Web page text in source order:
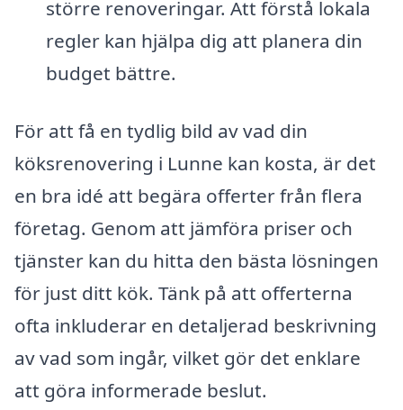
större renoveringar. Att förstå lokala
regler kan hjälpa dig att planera din
budget bättre.
För att få en tydlig bild av vad din
köksrenovering i Lunne kan kosta, är det
en bra idé att begära offerter från flera
företag. Genom att jämföra priser och
tjänster kan du hitta den bästa lösningen
för just ditt kök. Tänk på att offerterna
ofta inkluderar en detaljerad beskrivning
av vad som ingår, vilket gör det enklare
att göra informerade beslut.